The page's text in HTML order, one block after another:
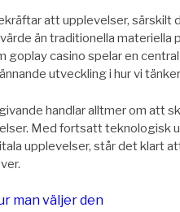
att upplevelser, särskilt
än traditionella
goplay casino spelar en
utveckling i hur vi
handlar alltmer om att
Med fortsatt teknologisk
upplevelser, står det klart
man väljer den